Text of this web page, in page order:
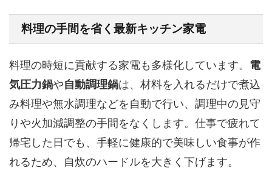
料理の手間を省く最新キッチン家電
料理の時短に貢献する家電も多様化しています。 電
気圧力鍋や自動調理鍋は、材料を入れるだけで煮込
み料理や無水調理などを自動で行い、調理中の見守
りや火加減調整の手間をなくします。仕事で疲れて
帰宅した日でも、手軽に健康的で美味しい食事が作
れるため、自炊のハードルを大きく下げます。